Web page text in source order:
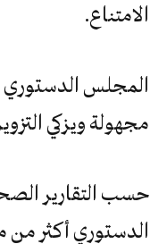
الامتناع.
المجلس الدستوري
مجهولة ويزكي
حسب التقارير
الدستوري أكثر